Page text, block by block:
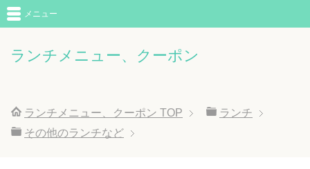
ランチメニュー、クーポン
メニュー
ランチメニュー、クーポン TOP
ランチ
その他のランチなど